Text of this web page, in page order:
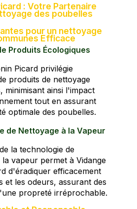
: Votre Partenaire
des poubelles
pour un nettoyage
Efficace
Produits Écologiques
Picard privilégie
produits de nettoyage
minimisant ainsi l'impact
tout en assurant
optimale des poubelles.
de Nettoyage à la Vapeur
la technologie de
la vapeur permet à Vidange
d'éradiquer efficacement
et les odeurs, assurant des
propreté irréprochable.